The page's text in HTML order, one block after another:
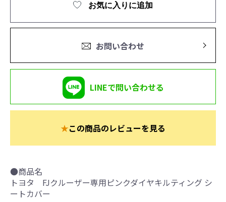
お気に入りに追加
お問い合わせ
LINEで問い合わせる
★この商品のレビューを見る
●商品名
トヨタ FJクルーザー専用ピンクダイヤキルティング シ
ートカバー